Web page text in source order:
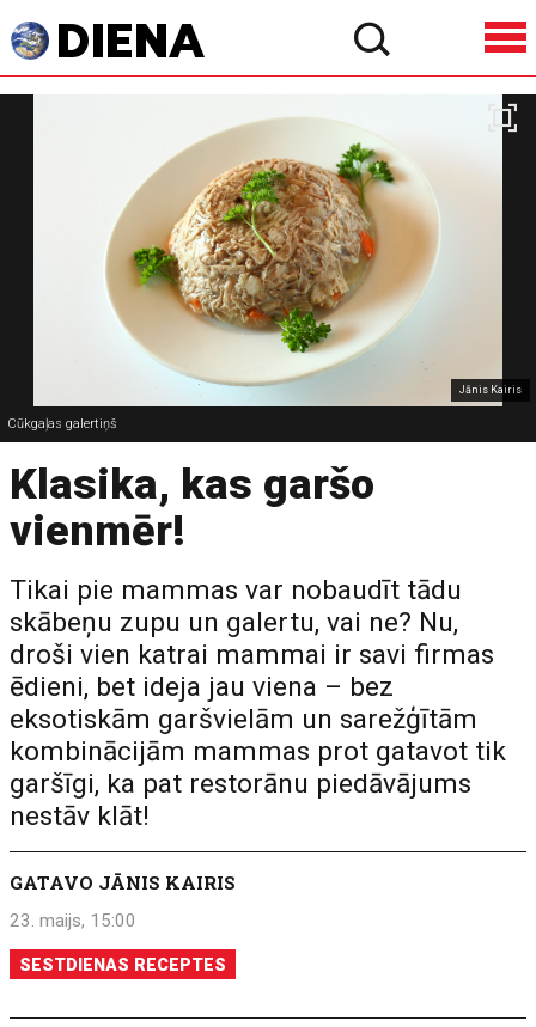
Jānis Kairis
Cūkgaļas galertiņš
Klasika, kas garšo
vienmēr!
Tikai pie mammas var nobaudīt tādu
skābeņu zupu un galertu, vai ne? Nu,
droši vien katrai mammai ir savi firmas
ēdieni, bet ideja jau viena – bez
eksotiskām garšvielām un sarežģītām
kombinācijām mammas prot gatavot tik
garšīgi, ka pat restorānu piedāvājums
nestāv klāt!
GATAVO JĀNIS KAIRIS
23. maijs, 15:00
SESTDIENAS RECEPTES